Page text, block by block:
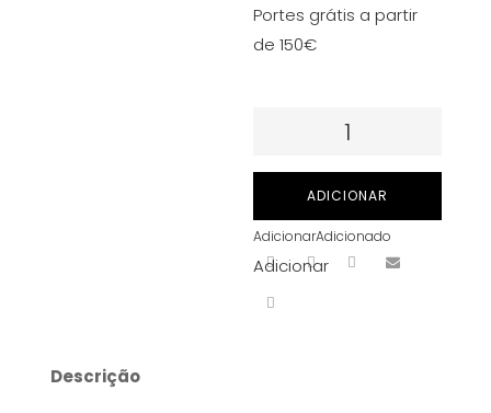
Portes grátis a partir
de 150€
Quantidade
2
v2
30
ADICIONAR
AdicionarAdicionado
Adicionar
Descrição